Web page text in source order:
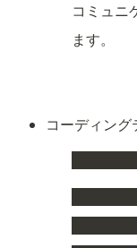
コミュニ
ます。
コーディング